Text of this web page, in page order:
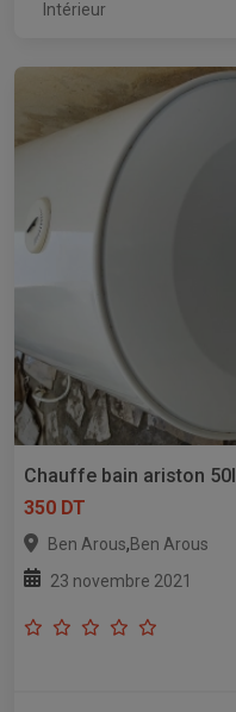
Intérieur
Chauffe bain ariston 50l
350 DT
Ben Arous,Ben Arous
23 novembre 2021